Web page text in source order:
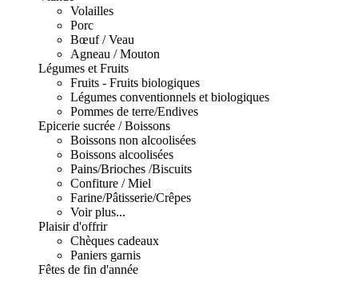
Volailles
Porc
Bœuf / Veau
Agneau / Mouton
Légumes et Fruits
Fruits - Fruits biologiques
Légumes conventionnels et biologiques
Pommes de terre/Endives
Epicerie sucrée / Boissons
Boissons non alcoolisées
Boissons alcoolisées
Pains/Brioches /Biscuits
Confiture / Miel
Farine/Pâtisserie/Crêpes
Voir plus...
Plaisir d'offrir
Chèques cadeaux
Paniers garnis
Fêtes de fin d'année